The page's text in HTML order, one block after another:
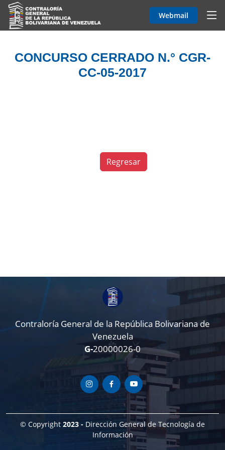
Webmail
CONCURSO CERRADO N.° CGR-
CC-05-2017
Regresar
Contraloría General de la República Bolivariana de
Venezuela
G-20000026-0
© Copyright 2023 - Dirección General de Tecnología de
Información